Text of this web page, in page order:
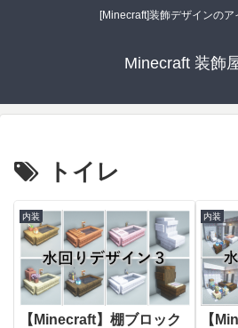
[Minecraft]装飾デザインのア
Minecraft 装飾
トイレ
内装
【Minecraft】棚ブロック
内装
【